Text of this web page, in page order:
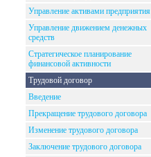
Управление активами предприятия
Управление движением денежных
средств
Стратегическое планирование
финансовой активности
Трудовой договор
Введение
Прекращение трудового договора
Изменение трудового договора
Заключение трудового договора